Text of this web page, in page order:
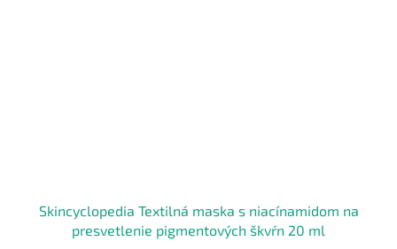
Skincyclopedia Textilná maska s niacínamidom na
presvetlenie pigmentových škvŕn 20 ml